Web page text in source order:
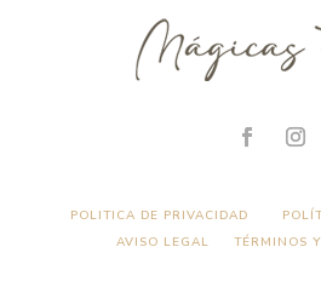
POLITICA DE PRIVACIDAD
AVISO LEGAL
TÉRMINOS